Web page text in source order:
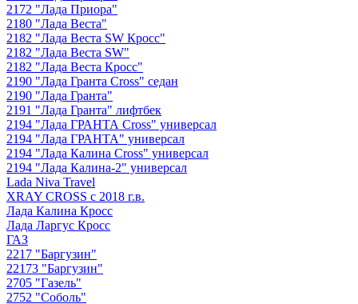
2172 "Лада Приора"
2180 "Лада Веста"
2182 "Лада Веста SW Кросс"
2182 "Лада Веста SW"
2182 "Лада Веста Кросс"
2190 "Лада Гранта Cross" седан
2190 "Лада Гранта"
2191 "Лада Гранта" лифтбек
2194 "Лада ГРАНТА Cross" универсал
2194 "Лада ГРАНТА" универсал
2194 "Лада Калина Cross" универсал
2194 "Лада Калина-2" универсал
Lada Niva Travel
XRAY CROSS с 2018 г.в.
Лада Калина Кросс
Лада Ларгус Кросс
ГАЗ
2217 "Баргузин"
22173 "Баргузин"
2705 "Газель"
2752 "Соболь"